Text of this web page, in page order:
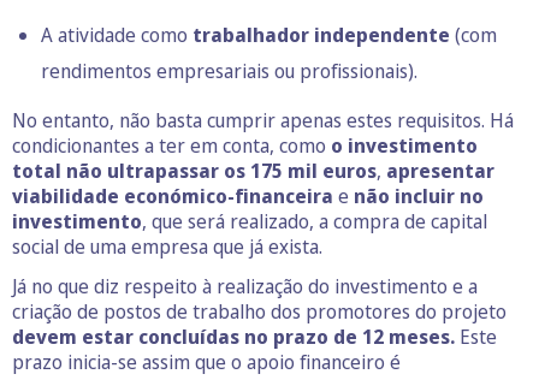
A atividade como trabalhador independente (com
rendimentos empresariais ou profissionais).
No entanto, não basta cumprir apenas estes requisitos. Há
condicionantes a ter em conta, como o investimento
total não ultrapassar os 175 mil euros, apresentar
viabilidade económico-financeira e não incluir no
investimento, que será realizado, a compra de capital
social de uma empresa que já exista.
Já no que diz respeito à realização do investimento e a
criação de postos de trabalho dos promotores do projeto
devem estar concluídas no prazo de 12 meses. Este
prazo inicia-se assim que o apoio financeiro é